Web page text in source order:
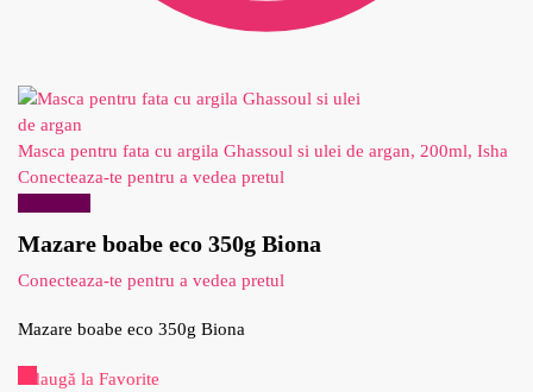
Masca pentru fata cu argila Ghassoul si ulei de argan, 200ml, Isha
Conecteaza-te pentru a vedea pretul
Mazare boabe eco 350g Biona
Conecteaza-te pentru a vedea pretul
Mazare boabe eco 350g Biona
Adaugă la Favorite